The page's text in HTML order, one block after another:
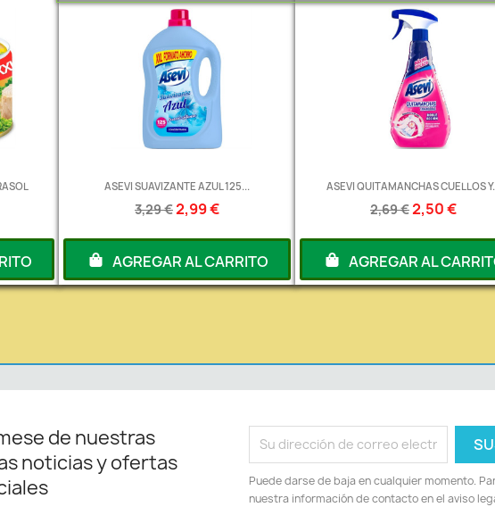
ASEVI SUAVIZANTE AZUL 125...
3,29 €2,99 €
AGREGAR AL CARRITO
ASEVI QUITAMANCHAS CUELLOS
2,69 €2,50 €
AGREGAR AL
de nuestras
noticias y ofertas
Puede darse de baja en cualquier momento.
nuestra información de contacto en el aviso